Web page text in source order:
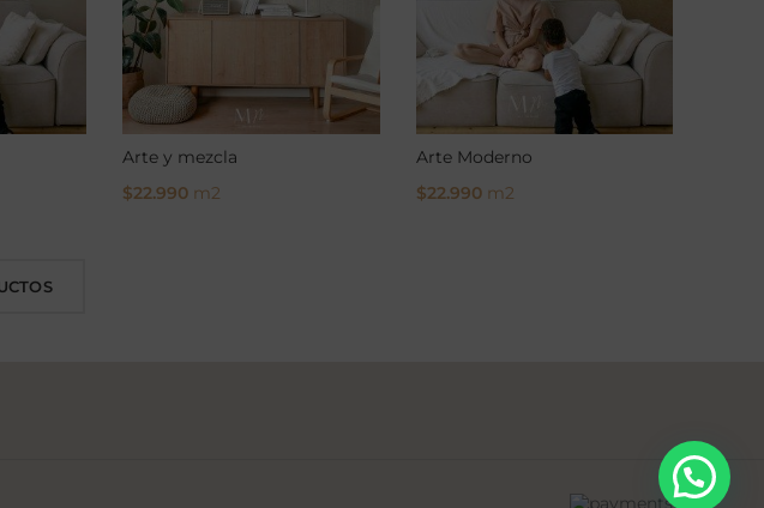
Arte y mezcla
$22.990 m2
Arte Moderno
$22.990m2